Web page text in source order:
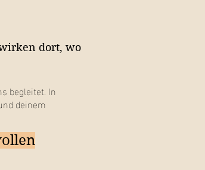
dort, wo
begleitet. In
deinem